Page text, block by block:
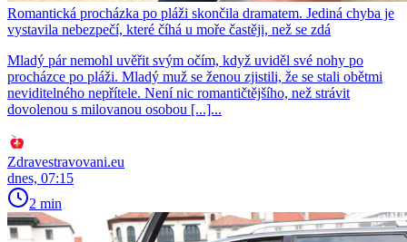
Romantická procházka po pláži skončila dramatem. Jediná chyba je
vystavila nebezpečí, které číhá u moře častěji, než se zdá
Mladý pár nemohl uvěřit svým očím, když uviděl své nohy po
procházce po pláži. Mladý muž se ženou zjistili, že se stali obětmi
neviditelného nepřítele. Není nic romantičtějšího, než strávit
dovolenou s milovanou osobou [...]...
Zdravestravovani.eu
dnes, 07:15
2 min